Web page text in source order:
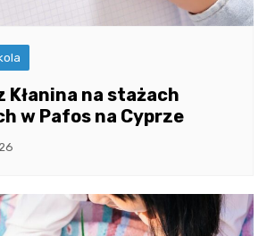
Kłanina na stażach
w Pafos na Cyprze